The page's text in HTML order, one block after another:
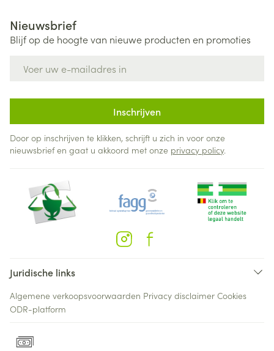
Nieuwsbrief
Blijf op de hoogte van nieuwe producten en promoties
Inschrijven
Door op inschrijven te klikken, schrijft u zich in voor onze
nieuwsbrief en gaat u akkoord met onze privacy policy.
Juridische links
Algemene verkoopsvoorwaarden Privacy disclaimer Cookies
ODR-platform